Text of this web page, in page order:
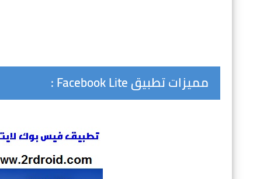
مميزات تطبيق Facebook Lite :